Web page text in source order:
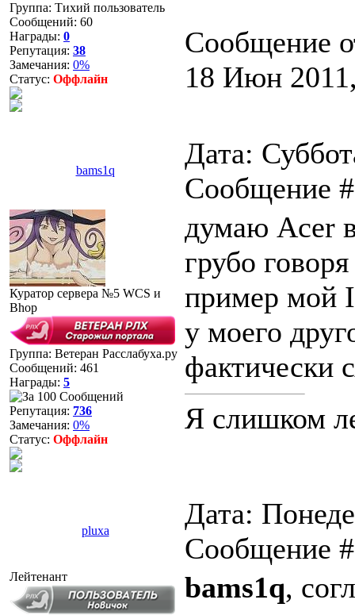
Группа: Тихий пользователь
Сообщений: 60
Награды: 0
Репутация: 38
Замечания: 0%
Статус: Оффлайн
Сообщение
18 Июн
bams1q
Дата:
Сообщение
Куратор сервера №5 WCS и
Bhop
Группа: Ветеран Расслабуха.ру
Сообщений: 461
Награды: 5
Репутация: 736
Замечания: 0%
Статус: Оффлайн
думаю Acer
грубо
пример мой
у моего
фактически
Я слишком
pluxa
Дата:
Сообщение
Лейтенант bams1q,